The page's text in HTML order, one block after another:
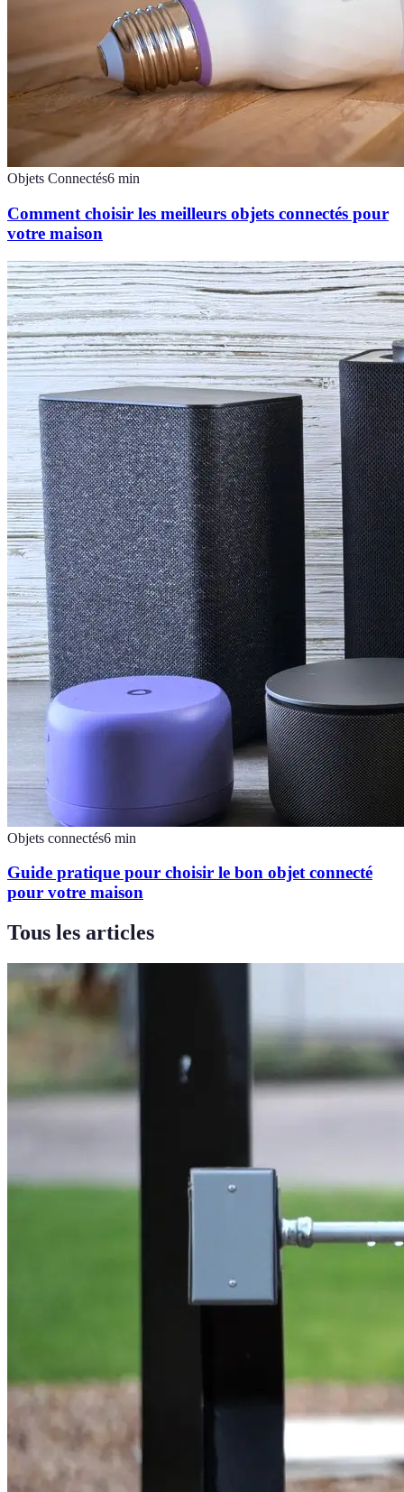
Objets Connectés6 min
Comment choisir les meilleurs objets connectés pour
votre maison
Objets connectés6 min
Guide pratique pour choisir le bon objet connecté
pour votre maison
Tous les articles